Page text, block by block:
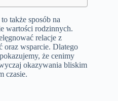
także sposób na
wartości rodzinnych.
relacje z
oraz wsparcie. Dlatego
że cenimy
okazywania bliskim
czasie.